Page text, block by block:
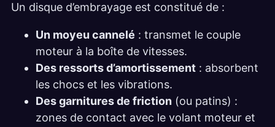
Un disque d’embrayage est constitué de :
Un moyeu cannelé : transmet le couple
moteur à la boîte de vitesses.
Des ressorts d’amortissement : absorbent
les chocs et les vibrations.
Des garnitures de friction (ou patins) :
zones de contact avec le volant moteur et